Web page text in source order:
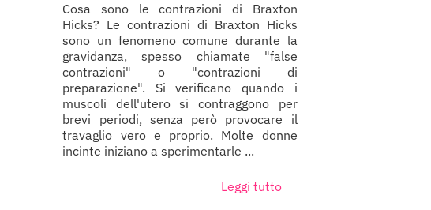
Cosa sono le contrazioni di Braxton
Hicks? Le contrazioni di Braxton Hicks
sono un fenomeno comune durante la
gravidanza, spesso chiamate "false
contrazioni" o "contrazioni di
preparazione". Si verificano quando i
muscoli dell'utero si contraggono per
brevi periodi, senza però provocare il
travaglio vero e proprio. Molte donne
incinte iniziano a sperimentarle ...
Leggi tutto